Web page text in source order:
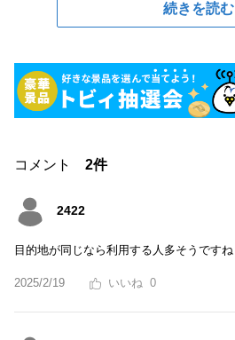
続きを読む
コメント 2件
2422
目的地が同じなら利用する人多そうですね
2025/2/19 0